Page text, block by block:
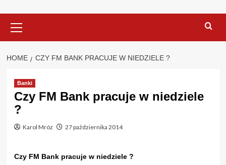
Menu
HOME CZY FM BANK PRACUJE W NIEDZIELE ?
Banki
Czy FM Bank pracuje w niedziele
?
Karol Mróz 27 października 2014
Czy FM Bank pracuje w niedziele ?